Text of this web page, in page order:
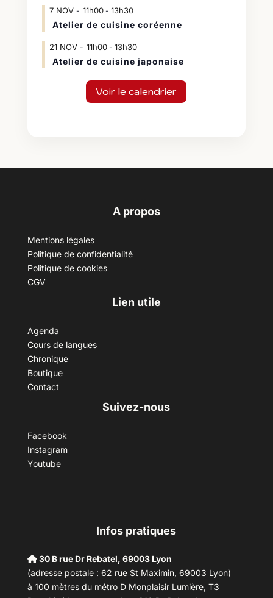
7 NOV 11h00- 13h30
Atelier de cuisine coréenne
21 NOV 11h00- 13h30
Atelier de cuisine japonaise
Voir le calendrier
A propos
Mentions légales
Politique de confidentialité
Politique de cookies
CGV
Lien utile
Agenda
Cours de langues
Chronique
Boutique
Contact
Suivez-nous
Facebook
Instagram
Youtube
Infos pratiques
30 B rue Dr Rebatel, 69003 Lyon
(adresse postale : 62 rue St Maximin, 69003 Lyon)
à 100 mètres du métro D Monplaisir Lumière, T3